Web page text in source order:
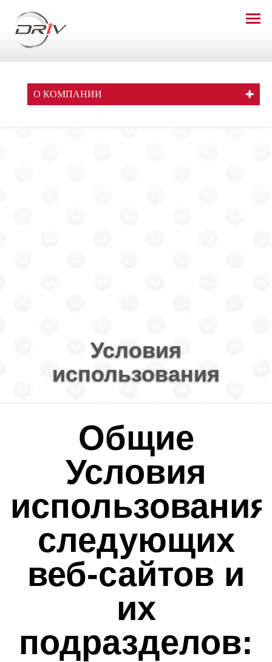
О КОМПАНИИ
Условия
использования
Общие
Условия
использования
следующих
веб-сайтов и
их
подразделов: